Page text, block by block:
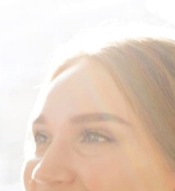
Nuno Ferreira
Parceiro confiável e